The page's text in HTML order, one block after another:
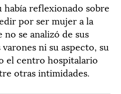
reflexionado sobre
por ser mujer a la
no se analizó de sus
ni su aspecto, su
el centro hospitalario
otras intimidades.